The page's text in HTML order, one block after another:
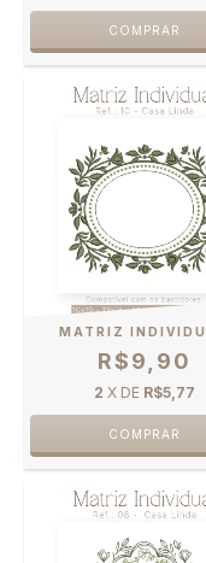
MATRIZ
R$9,90
2 X DE R$5,77